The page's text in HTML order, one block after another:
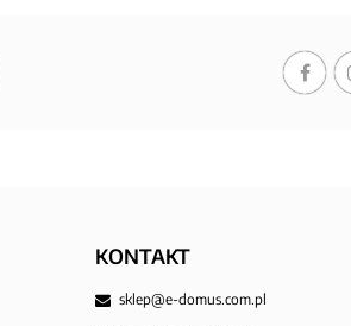
KONTAKT
sklep@e-domus.com.pl